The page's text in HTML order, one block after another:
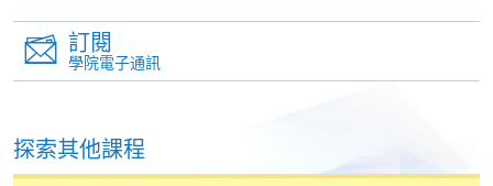
日期 / 時間
逢周一，from 22 June 2026 to 7 December 2026
and 19 October 2026
Saturdays & Sundays, 12 December, 13 December, 19
報名辦法
付款方法
訂閱
學院電子通訊
探索其他課程